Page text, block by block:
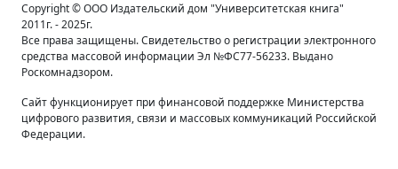
Copyright © ООО Издательский дом "Университетская книга"
2011г. - 2025г.
Все права защищены. Свидетельство о регистрации электронного
средства массовой информации Эл №ФС77-56233. Выдано
Роскомнадзором.
Сайт функционирует при финансовой поддержке Министерства
цифрового развития, связи и массовых коммуникаций Российской
Федерации.